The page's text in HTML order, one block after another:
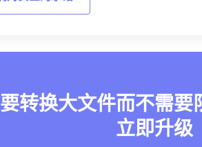
转换大文件而不需要
立即升级